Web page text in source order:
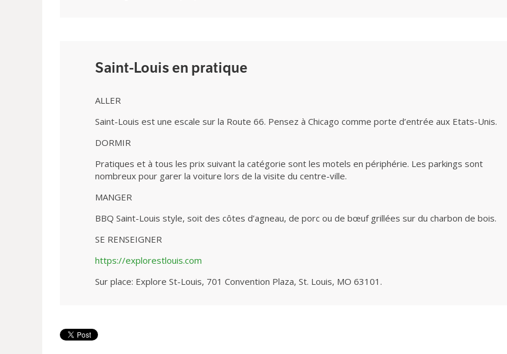
Saint-Louis en pratique
ALLER
Saint-Louis est une escale sur la Route 66. Pensez à Chicago comme porte d’entrée aux Etats-Unis.
DORMIR
Pratiques et à tous les prix suivant la catégorie sont les motels en périphérie. Les parkings sont
nombreux pour garer la voiture lors de la visite du centre-ville.
MANGER
BBQ Saint-Louis style, soit des côtes d’agneau, de porc ou de bœuf grillées sur du charbon de bois.
SE RENSEIGNER
https://explorestlouis.com
Sur place: Explore St-Louis, 701 Convention Plaza, St. Louis, MO 63101.